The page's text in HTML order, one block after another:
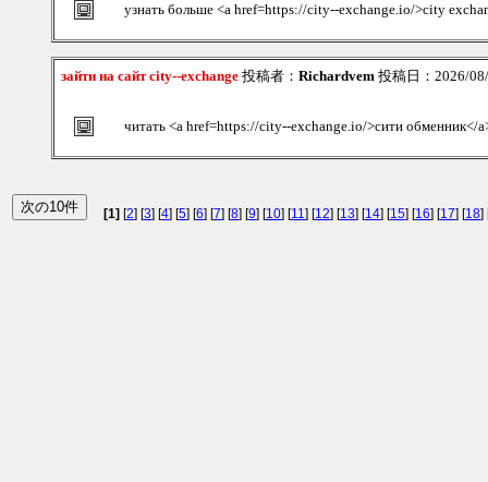
узнать больше <a href=https://city--exchange.io/>city
зайти на сайт city--exchange 投稿者： Richardvem 投稿日：2026/
читать <a href=https://city--exchange.io/>сити обменник</
[1] [2] [3] [4] [5] [6] [7] [8] [9] [10] [11] [12] [13] [14] [15] [16] [17] [18]